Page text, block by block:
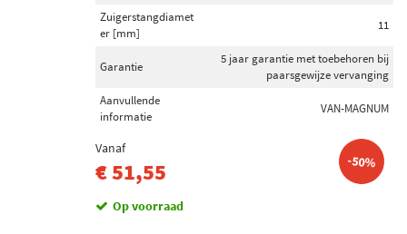
Zuigerstangdiamet
er [mm]
11
Garantie
5 jaar garantie met toebehoren bij
paarsgewijze vervanging
Aanvullende
informatie
VAN-MAGNUM
Vanaf
€ 51,55 -50%
Op voorraad